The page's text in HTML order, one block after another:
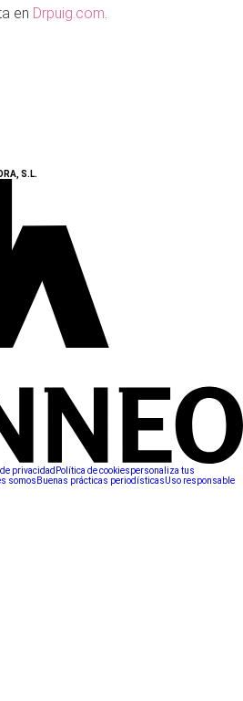
en Drpuig.com.
S.L.
privacidad Política de cookiespersonaliza tus
somos Buenas prácticas periodísticasUso responsable